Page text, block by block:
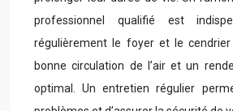
professionnel qualifié est
régulièrement le foyer et le
bonne circulation de l’air et un
optimal. Un entretien régulier